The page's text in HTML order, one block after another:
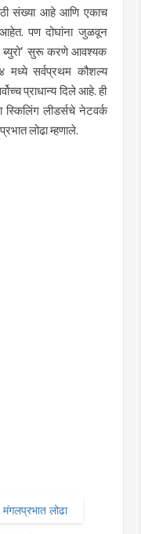
संख्या आहे आणि एकाच
पण दोघांना जुळवून
ब्युरो’ सुरू करणे आवश्यक
मध्ये सर्वप्रथम कौशल्य
प्राधान्य दिले आहे. ही
स्किलिंग लीडर्सचे नेटवर्क
लोढा म्हणाले.
मंगलप्रभात लोढा